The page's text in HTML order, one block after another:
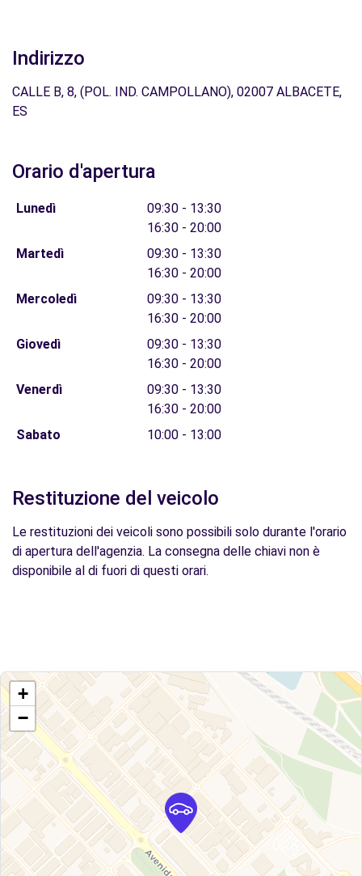
Indirizzo
CALLE B, 8, (POL. IND. CAMPOLLANO), 02007 ALBACETE,
ES
Orario d'apertura
Lunedì
09:30 - 13:30
16:30 - 20:00
Martedì
09:30 - 13:30
16:30 - 20:00
Mercoledì
09:30 - 13:30
16:30 - 20:00
Giovedì
09:30 - 13:30
16:30 - 20:00
Venerdì
09:30 - 13:30
16:30 - 20:00
Sabato
10:00 - 13:00
Restituzione del veicolo
Le restituzioni dei veicoli sono possibili solo durante l'orario
di apertura dell'agenzia. La consegna delle chiavi non è
disponibile al di fuori di questi orari.
+
−